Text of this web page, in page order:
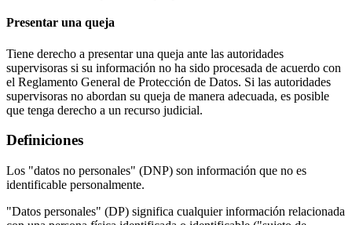
Presentar una queja
Tiene derecho a presentar una queja ante las autoridades
supervisoras si su información no ha sido procesada de acuerdo con
el Reglamento General de Protección de Datos. Si las autoridades
supervisoras no abordan su queja de manera adecuada, es posible
que tenga derecho a un recurso judicial.
Definiciones
Los "datos no personales" (DNP) son información que no es
identificable personalmente.
"Datos personales" (DP) significa cualquier información relacionada